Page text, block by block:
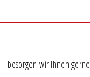
besorgen wir Ihnen gerne